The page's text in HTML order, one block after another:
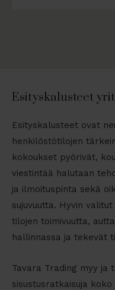
Esityskalusteet
Esityskalusteet ovat
henkilöstötilojen
kokoukset pyörivät,
viestintää halutaan
ja ilmoituspinta sekä
sujuvuutta. Hyvin
tilojen toimivuutta,
hallinnassa ja tekevät
Tavara Trading myy ja
sisustusratkaisuja koko